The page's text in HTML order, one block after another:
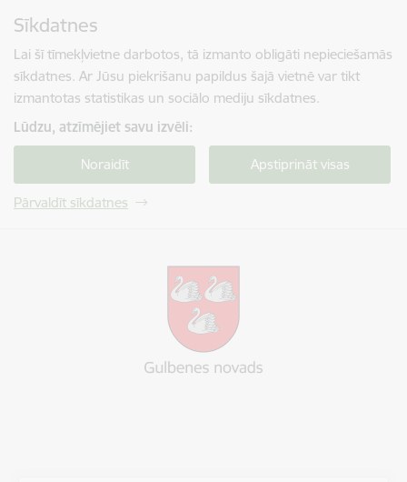
Sīkdatnes
Lai šī tīmekļvietne darbotos, tā izmanto obligāti nepieciešamās
sīkdatnes. Ar Jūsu piekrišanu papildus šajā vietnē var tikt
izmantotas statistikas un sociālo mediju sīkdatnes.
Lūdzu, atzīmējiet savu izvēli:
Noraidīt Apstiprināt visas
Pārvaldīt sīkdatnes